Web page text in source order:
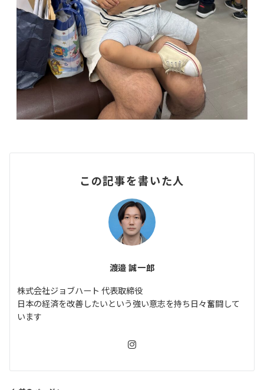
この記事を書いた人
渡邉 誠一郎
株式会社ジョブハート 代表取締役
日本の経済を改善したいという強い意志を持ち日々奮闘して
います